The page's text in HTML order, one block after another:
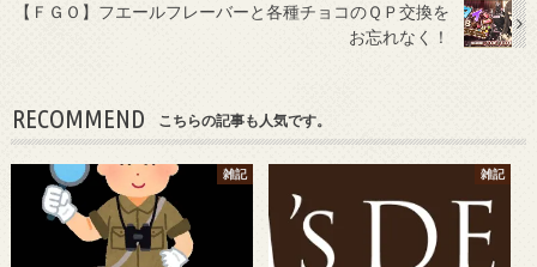
【ＦＧＯ】フエールフレーバーと各種チョコのＱＰ交換を
お忘れなく！
RECOMMEND こちらの記事も人気です。
雑記 雑記